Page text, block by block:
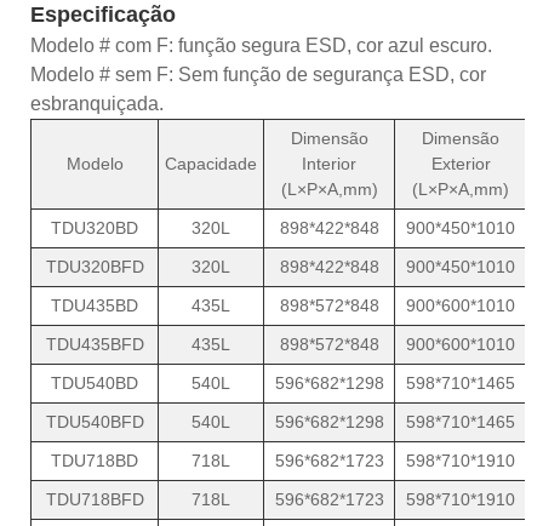
Especificação
Modelo # com F: função segura ESD, cor azul escuro.
Modelo # sem F: Sem função de segurança ESD, cor
esbranquiçada.
Modelo Capacidade
Dimensão
Interior
(L×P×A,mm)
Dimensão
Exterior
(L×P×A,mm)
TDU320BD 320L 898*422*848
900*450*1010
TDU320BFD
320L 898*422*848
900*450*1010
TDU435BD
435L 898*572*848
900*600*1010
TDU435BFD
435L 898*572*848
900*600*1010
TDU540BD
540L 596*682*1298
598*710*1465
TDU540BFD
540L 596*682*1298
598*710*1465
TDU718BD
718L 596*682*1723
598*710*1910
TDU718BFD
718L 596*682*1723
598*710*1910